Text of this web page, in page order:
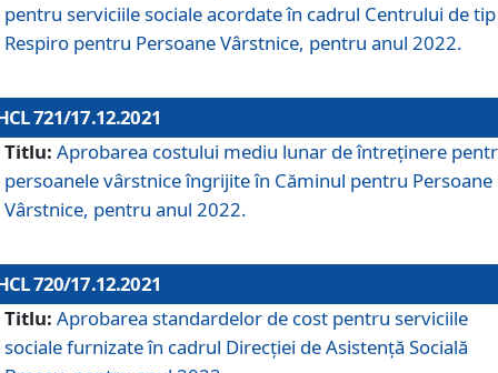
pentru serviciile sociale acordate în cadrul Centrului de tip
Respiro pentru Persoane Vârstnice, pentru anul 2022.
721/17.12.2021
Titlu: Aprobarea costului mediu lunar de întreţinere
persoanele vârstnice îngrijite în Căminul pentru Persoane
Vârstnice, pentru anul 2022.
720/17.12.2021
Titlu: Aprobarea standardelor de cost pentru serviciile
sociale furnizate în cadrul Direcției de Asistență Socială